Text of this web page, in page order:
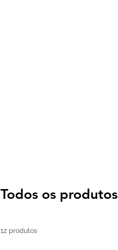
Todos os produtos
12 produtos